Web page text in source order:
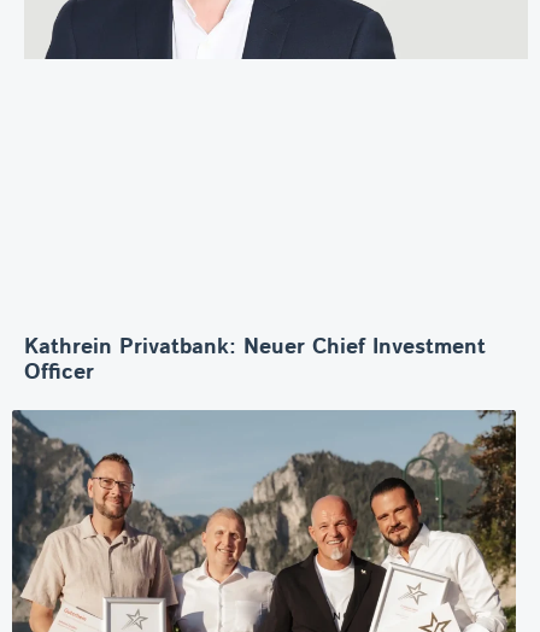
Kathrein Privatbank: Neuer Chief Investment
Officer